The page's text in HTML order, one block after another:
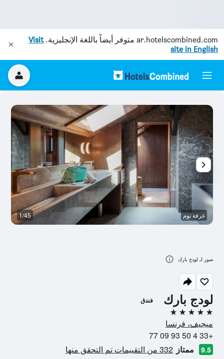
ar.hotelscombined.com متوفر أيضاً باللغة الإنجليزية.Visit
site in English
لودج بارك فندق
5 نجوم
ميجيف، فرنسا
+33 4 50 93 09 77
9.5 ممتاز 332 من التقييمات تم التحقق منها
غرفة نوم 1/45
صور لـ لودج بارك